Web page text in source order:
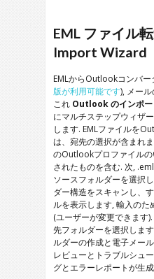
EML ファイル
Import Wizard
EMLからOutlookコンバ
版が利用可能です), メー
これ Outlook のインポー
にマルチステップウィザ
します. EMLファイルを
は、宛先の選択が含まれ
のOutlookプロファイル
されたものを含む. 次,
ソースフォルダーを選択
ダー構造をスキャンし、
ルを表示します, 輸入の
(ユーザーが変更できます
先フォルダーを選択しま
ルダーの作成と電子メー
レビューとトラブルシュ
グとエラーレポートが生